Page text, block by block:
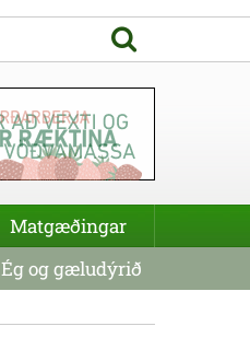
Matgæðingar
Ég og gæludýrið